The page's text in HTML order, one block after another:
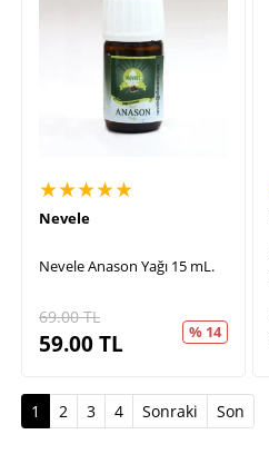
★★★★★
Nevele
Nevele Anason Yağı 15 mL.
69.00TL
59.00TL % 14
1 (current)
2 3 4 Sonraki Son